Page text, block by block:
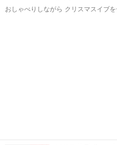
おしゃべりしながら クリスマスイブを一